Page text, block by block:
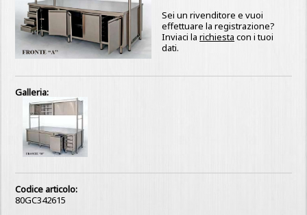
Sei un rivenditore e vuoi
effettuare la registrazione?
Inviaci larichiesta con i tuoi
dati.
Galleria:
Codice articolo:
80GC342615